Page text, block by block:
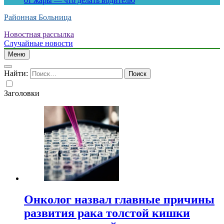
Районная Больница
Новостная рассылка
Случайные новости
Меню
Найти:
Заголовки
Онколог назвал главные причины
развития рака толстой кишки